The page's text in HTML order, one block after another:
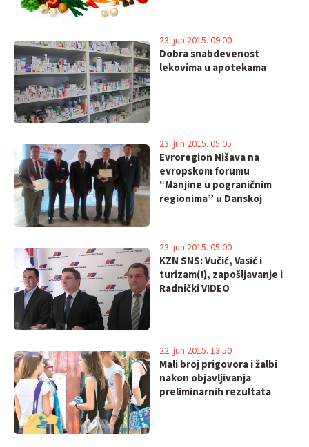
Dobra snabdevenost
lekovima u apotekama
23. jun 2015. 09:00
Evroregion Nišava na
evropskom forumu
“Manjine u pograničnim
regionima” u Danskoj
23. jun 2015. 05:05
KZN SNS: Vučić, Vasić i
turizam(!), zapošljavanje i
Radnički VIDEO
23. jun 2015. 05:00
Mali broj prigovora i žalbi
nakon objavljivanja
preliminarnih rezultata
22. jun 2015. 13:50